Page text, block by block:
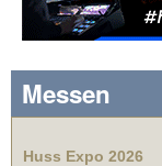
Messen
Huss Expo 2026